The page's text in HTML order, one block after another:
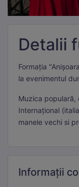
Detalii
Formația
la evenimentul
Muzica populară,
Internațional
manele vechi si
Informații